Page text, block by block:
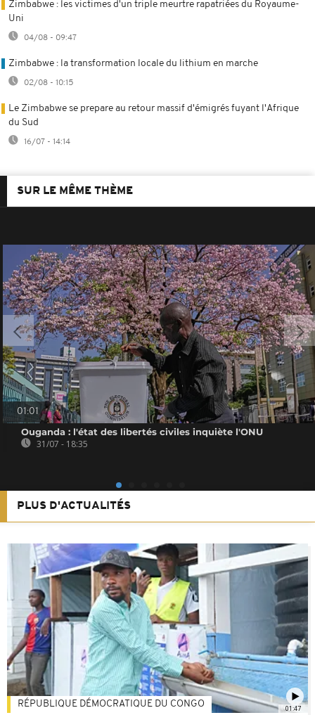
Zimbabwe : les victimes d'un triple meurtre rapatriées du Royaume-
Uni
04/08 - 09:47
Zimbabwe : la transformation locale du lithium en marche
02/08 - 10:15
Le Zimbabwe se prepare au retour massif d'émigrés fuyant l'Afrique
du Sud
16/07 - 14:14
SUR LE MÊME THÈME
01:01
Ouganda : l'état des libertés civiles inquiète l'ONU
31/07 - 18:35
PLUS D'ACTUALITÉS
01:47
RÉPUBLIQUE DÉMOCRATIQUE DU CONGO